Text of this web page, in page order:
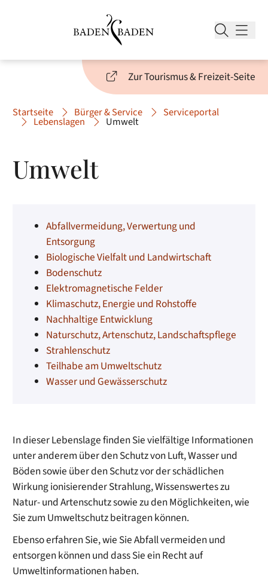
Zur Tourismus & Freizeit-Seite
Startseite Bürger & Service Serviceportal
Lebenslagen Umwelt
Umwelt
Abfallvermeidung, Verwertung und
Entsorgung
Biologische Vielfalt und Landwirtschaft
Bodenschutz
Elektromagnetische Felder
Klimaschutz, Energie und Rohstoffe
Nachhaltige Entwicklung
Naturschutz, Artenschutz, Landschaftspflege
Strahlenschutz
Teilhabe am Umweltschutz
Wasser und Gewässerschutz
In dieser Lebenslage finden Sie vielfältige Informationen
unter anderem über den Schutz von Luft, Wasser und
Böden sowie über den Schutz vor der schädlichen
Wirkung ionisierender Strahlung, Wissenswertes zu
Natur- und Artenschutz sowie zu den Möglichkeiten, wie
Sie zum Umweltschutz beitragen können.
Ebenso erfahren Sie, wie Sie Abfall vermeiden und
entsorgen können und dass Sie ein Recht auf
Umweltinformationen haben.